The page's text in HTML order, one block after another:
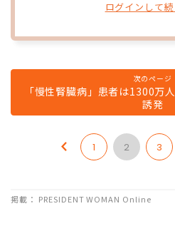
ログインして
次のページ
「慢性腎臓病」患者は1300万
誘発
1 2 3
掲載： PRESIDENT WOMAN Online